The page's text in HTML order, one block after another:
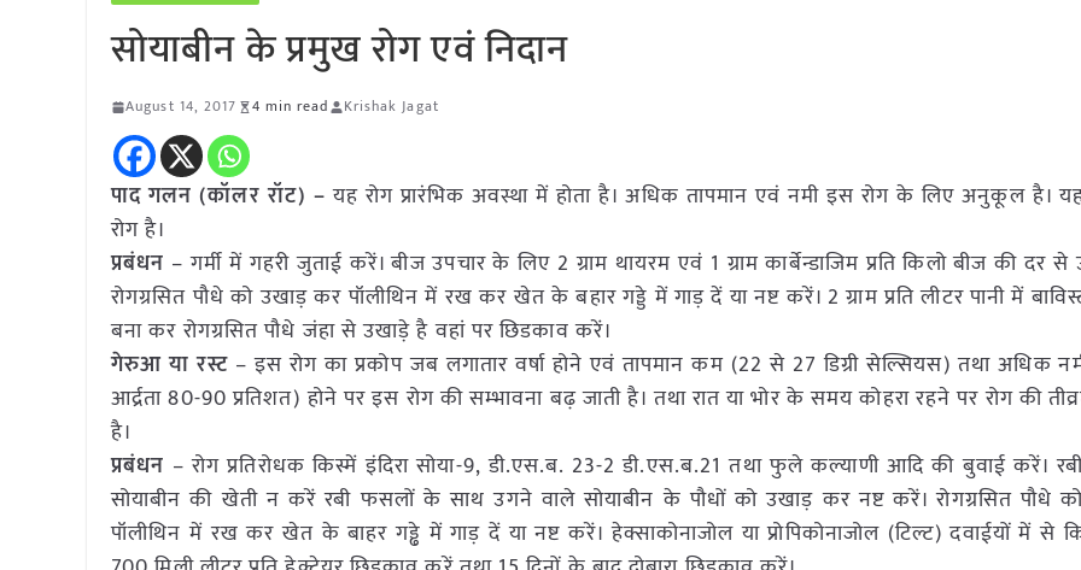
सोयाबीन के प्रमुख रोग एवं निदान
August 14, 2017 4 min read Krishak Jagat
पाद गलन (कॉलर रॉट) – यह रोग प्रारंभिक अवस्था में होता है। अधिक तापमान एवं नमी इस रोग के लिए अनुकूल है।
रोग है।
प्रबंधन – गर्मी में गहरी जुताई करें। बीज उपचार के लिए 2 ग्राम थायरम एवं 1 ग्राम कार्बेन्डाजिम प्रति किलो बीज की दर
रोगग्रसित पौधे को उखाड़ कर पॉलीथिन में रख कर खेत के बहार गड्डे में गाड़ दें या नष्ट करें। 2 ग्राम प्रति लीटर पानी में
बना कर रोगग्रसित पौधे जंहा से उखाड़े है वहां पर छिडकाव करें।
गेरुआ या रस्ट – इस रोग का प्रकोप जब लगातार वर्षा होने एवं तापमान कम (22 से 27 डिग्री सेल्सियस) तथा अधिक
आर्द्रता 80-90 प्रतिशत) होने पर इस रोग की सम्भावना बढ़ जाती है। तथा रात या भोर के समय कोहरा रहने पर रोग की
है।
प्रबंधन – रोग प्रतिरोधक किस्में इंदिरा सोया-9, डी.एस.ब. 23-2 डी.एस.ब.21 तथा फुले कल्याणी आदि की बुवाई करें।
सोयाबीन की खेती न करें रबी फसलों के साथ उगने वाले सोयाबीन के पौधों को उखाड़ कर नष्ट करें। रोगग्रसित पौधे
पॉलीथिन में रख कर खेत के बाहर गड्ढे में गाड़ दें या नष्ट करें। हेक्साकोनाजोल या प्रोपिकोनाजोल (टिल्ट) दवाईयों में से